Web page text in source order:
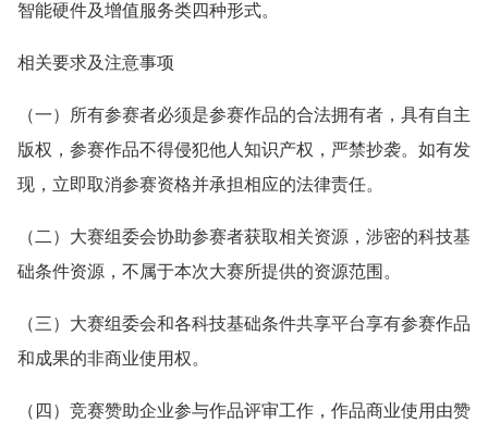
智能硬件及增值服务类四种形式。
相关要求及注意事项
（一）所有参赛者必须是参赛作品的合法拥有者，具有自主
版权，参赛作品不得侵犯他人知识产权，严禁抄袭。如有发
现，立即取消参赛资格并承担相应的法律责任。
（二）大赛组委会协助参赛者获取相关资源，涉密的科技基
础条件资源，不属于本次大赛所提供的资源范围。
（三）大赛组委会和各科技基础条件共享平台享有参赛作品
和成果的非商业使用权。
（四）竞赛赞助企业参与作品评审工作，作品商业使用由赞